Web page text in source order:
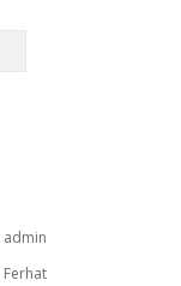
admin
Ferhat